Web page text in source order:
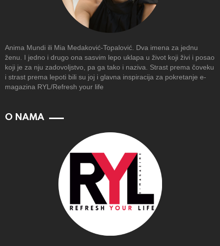
Anima Mundi ili Mia Medaković-Topalović. Dva imena za jednu
ženu. I jedno i drugo ona sasvim lepo uklapa u život koji živi i posao
koji je za nju zadovoljstvo, pa ga tako i naziva. Strast prema čoveku
i strast prema lepoti bili su joj i glavna inspiracija za pokretanje e-
magazina RYL/Refresh your life
O NAMA